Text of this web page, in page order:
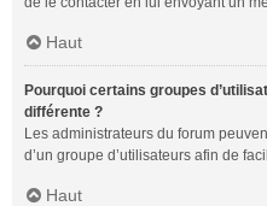
Haut
Pourquoi certains groupes
différente ?
Les administrateurs du forum
d’un groupe d’utilisateurs afin de
Haut